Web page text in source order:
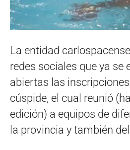
La entidad
redes sociales que ya se
abiertas las
cúspide, el cual reunió
edición) a equipos de
la provincia y también